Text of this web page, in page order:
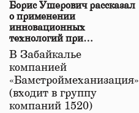
Борис Ушерович рассказал
о применении
инновационных
технологий при
строительстве нового моста
в Забайкалье
В Забайкалье
компанией
«Бамстроймеханизация»
(входит в группу
компаний 1520)